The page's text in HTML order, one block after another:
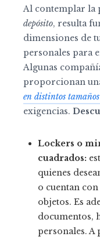
Al contemplar la
depósito, resulta
dimensiones de
personales para
Algunas
proporcionan
en distintos
exigencias.
Lockers o
cuadrados:
quienes
o cuentan
objetos. Es
documentos,
personales. A